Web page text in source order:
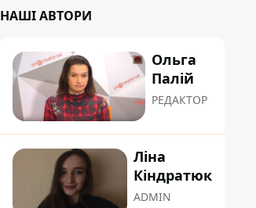
НАШІ АВТОРИ
Ольга
Палій
РЕДАКТОР
Ліна
Кіндратюк
ADMIN